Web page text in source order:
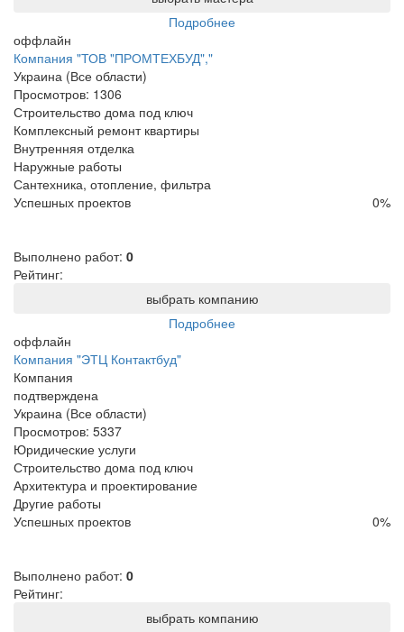
Подробнее
оффлайн
Компания "ТОВ "ПРОМТЕХБУД","
Украина (Все области)
Просмотров: 1306
Строительство дома под ключ
Комплексный ремонт квартиры
Внутренняя отделка
Наружные работы
Сантехника, отопление, фильтра
Успешных проектов
0%
Выполнено работ: 0
Рейтинг:
выбрать компанию
Подробнее
оффлайн
Компания "ЭТЦ Контактбуд"
Компания
подтверждена
Украина (Все области)
Просмотров: 5337
Юридические услуги
Строительство дома под ключ
Архитектура и проектирование
Другие работы
Успешных проектов
0%
Выполнено работ: 0
Рейтинг:
выбрать компанию